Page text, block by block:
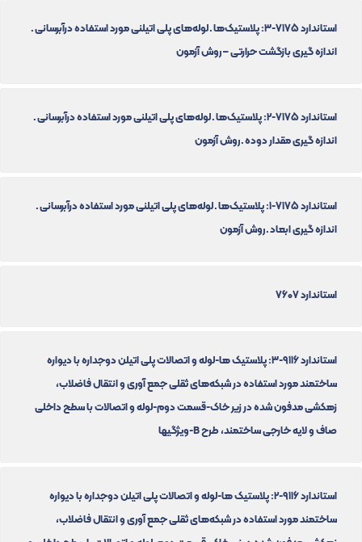
استاندارد 7175-3: پلاستیک‌ها ـ لوله‌های پلی اتیلنی مورد استفاده درآبرسانی ـ
اندازه گیری بازگشت حرارتی – روش آزمون
استاندارد 7175-2: پلاستیک‌ها ـ لوله‌های پلی اتیلنی مورد استفاده درآبرسانی ـ
اندازه گیری مقدار دوده ـ روش آزمون
استاندارد 7175-1: پلاستیک‌ها ـ لوله‌های پلی اتیلنی مورد استفاده درآبرسانی ـ
اندازه گیری ابعاد ـ روش آزمون
استاندارد 7607
استاندارد 9116-3: پلاستیک ها-لوله و اتصالات پلی اتیلن دوجداره با دیواره
ساختمند مورد استفاده در شبکه‌های ثقلی جمع آوری و انتقال فاضلاب،
زهکشی مدفون شده در زیر خاک-قسمت دوم-لوله و اتصالات با سطح داخلی
صاف و لایه خارجی ساختمند، طرح B-ویژگیها
استاندارد 9116-2: پلاستیک ها-لوله و اتصالات پلی اتیلن دوجداره با دیواره
ساختمند مورد استفاده در شبکه‌های ثقلی جمع آوری و انتقال فاضلاب،